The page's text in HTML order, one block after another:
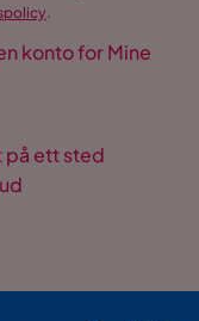
.
konto for Mine
på ett sted